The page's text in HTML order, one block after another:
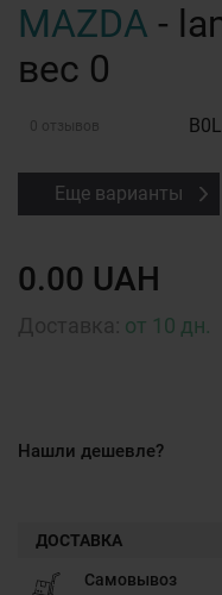
MAZDA -
вес 0
0 отзывов
Еще варианты
0.00 UAH
от 10 дн.
Нашли дешевле?
ДОСТАВКА
Самовывоз